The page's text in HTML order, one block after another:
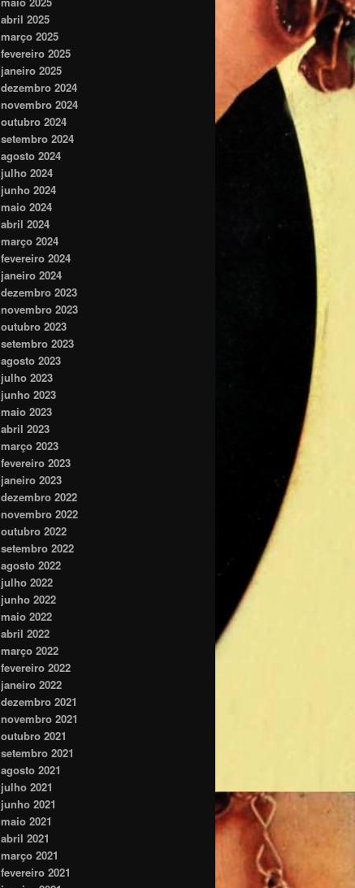
abril 2025
março 2025
fevereiro 2025
janeiro 2025
dezembro 2024
novembro 2024
outubro 2024
setembro 2024
agosto 2024
julho 2024
junho 2024
maio 2024
abril 2024
março 2024
fevereiro 2024
janeiro 2024
dezembro 2023
novembro 2023
outubro 2023
setembro 2023
agosto 2023
julho 2023
junho 2023
maio 2023
abril 2023
março 2023
fevereiro 2023
janeiro 2023
dezembro 2022
novembro 2022
outubro 2022
setembro 2022
agosto 2022
julho 2022
junho 2022
maio 2022
abril 2022
março 2022
fevereiro 2022
janeiro 2022
dezembro 2021
novembro 2021
outubro 2021
setembro 2021
agosto 2021
julho 2021
junho 2021
maio 2021
abril 2021
março 2021
fevereiro 2021